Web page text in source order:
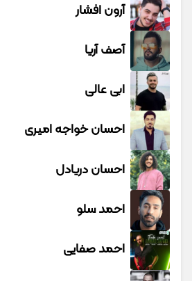
آرون افشار
آصف آریا
ابی عالی
احسان خواجه امیری
احسان دریادل
احمد سلو
احمد صفایی